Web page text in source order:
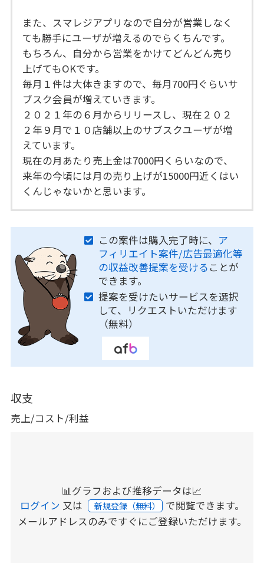
また、スマレジアプリなので自分が営業しなく
ても勝手にユーザが増えるのでらくちんです。
もちろん、自分から営業をかけてどんどん売り
上げてもOKです。
毎月１件は大体きますので、毎月700円ぐらいサ
ブスク会員が増えていきます。
２０２１年の６月からリリースし、現在２０２
２年９月で１０店舗以上のサブスクユーザが増
えています。
現在の月あたり売上金は7000円くらいなので、
来年の今頃には月の売り上げが15000円近くはい
くんじゃないかと思います。
この案件は購入完了時に、 ア
フィリエイト案件/広告最適化等
の収益改善提案を受ける ことが
できます。
提案を受けたいサービスを選択
して、リクエストいただけます
（無料）
収支
売上/コスト/利益
📊グラフおよび推移データは📈
ログイン 又は 新規登録（無料） で閲覧できます。
メールアドレスのみですぐにご登録いただけます。